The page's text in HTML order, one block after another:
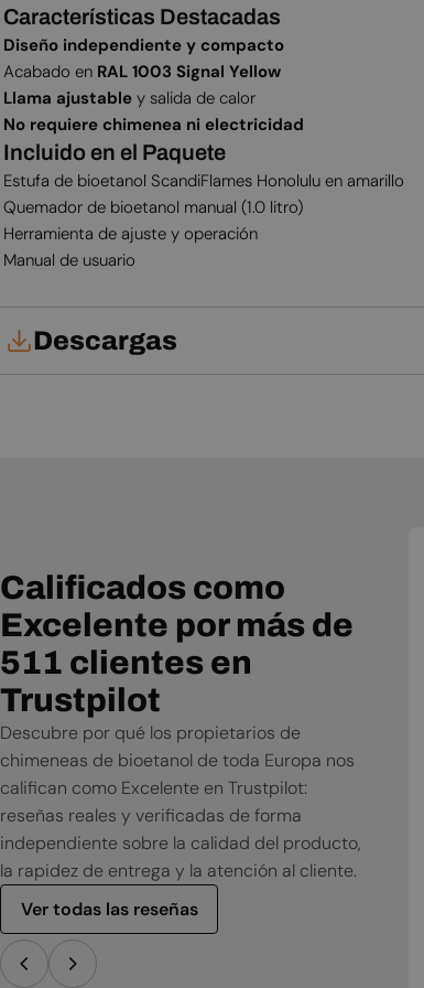
Características Destacadas
Diseño independiente y compacto
Acabado en RAL 1003 Signal Yellow
Llama ajustabley salida de calor
No requiere chimenea ni electricidad
Incluido en el Paquete
Estufa de bioetanol ScandiFlames Honolulu en amarillo
Quemador de bioetanol manual (1.0 litro)
Herramienta de ajuste y operación
Manual de usuario
Descargas
Calificados como
Excelente por más de
511 clientes en
Trustpilot
Descubre por qué los propietarios de
chimeneas de bioetanol de toda Europa nos
califican como Excelente en Trustpilot:
reseñas reales y verificadas de forma
independiente sobre la calidad del producto,
la rapidez de entrega y la atención al cliente.
Ver todas las reseñas